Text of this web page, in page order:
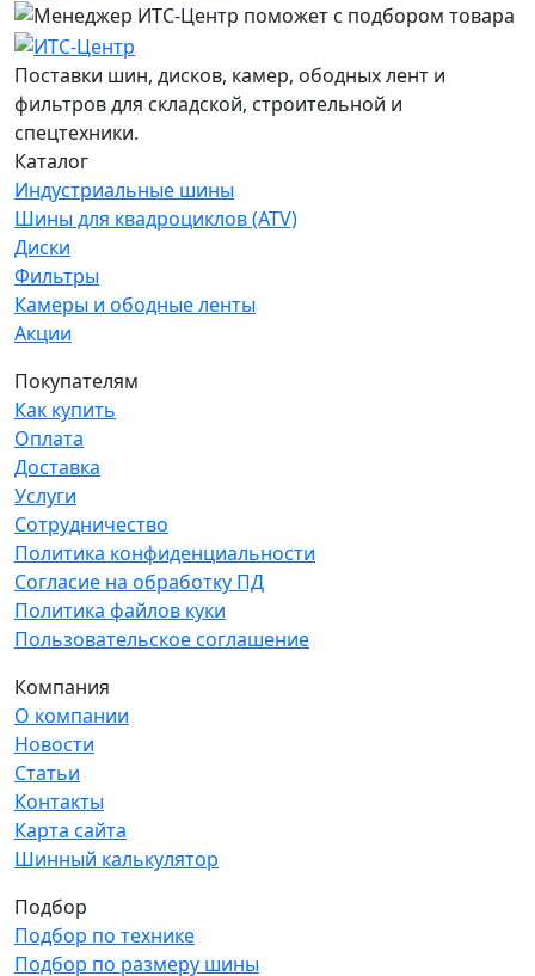
Поставки шин, дисков, камер, ободных лент и
фильтров для складской, строительной и
спецтехники.
Каталог
Индустриальные шины
Шины для квадроциклов (ATV)
Диски
Фильтры
Камеры и ободные ленты
Акции
Покупателям
Как купить
Оплата
Доставка
Услуги
Сотрудничество
Политика конфиденциальности
Согласие на обработку ПД
Политика файлов куки
Пользовательское соглашение
Компания
О компании
Новости
Статьи
Контакты
Карта сайта
Шинный калькулятор
Подбор
Подбор по технике
Подбор по размеру шины